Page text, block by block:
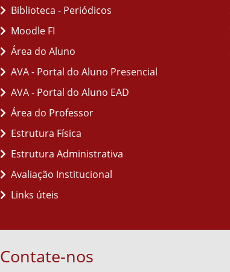
Biblioteca - Periódicos
Moodle FI
Área do Aluno
AVA - Portal do Aluno Presencial
AVA - Portal do Aluno EAD
Área do Professor
Estrutura Física
Estrutura Administrativa
Avaliação Institucional
Links úteis
Contate-nos